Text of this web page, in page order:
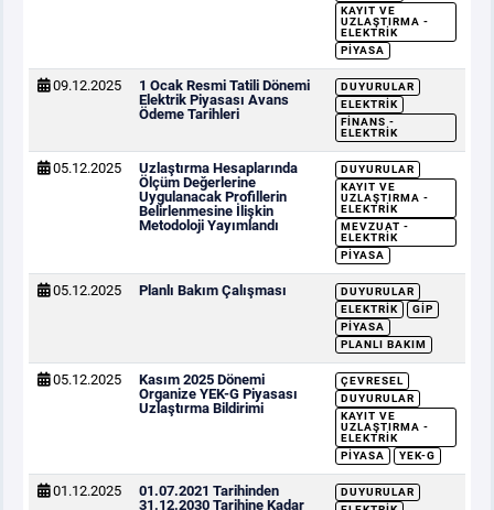
KAYIT VE
UZLAŞTIRMA -
ELEKTRIK
PIYASA
09.12.2025
1 Ocak Resmi Tatili Dönemi
Elektrik Piyasası Avans
Ödeme Tarihleri
DUYURULAR
ELEKTRIK
FINANS -
ELEKTRIK
05.12.2025
Uzlaştırma Hesaplarında
Ölçüm Değerlerine
Uygulanacak Profillerin
Belirlenmesine İlişkin
Metodoloji Yayımlandı
DUYURULAR
KAYIT VE
UZLAŞTIRMA -
ELEKTRIK
MEVZUAT -
ELEKTRIK
PIYASA
05.12.2025 Planlı Bakım Çalışması
DUYURULAR
ELEKTRIK
GİP
PIYASA
PLANLI BAKIM
05.12.2025
Kasım 2025 Dönemi
Organize YEK-G Piyasası
Uzlaştırma Bildirimi
ÇEVRESEL
DUYURULAR
KAYIT VE
UZLAŞTIRMA -
ELEKTRIK
PIYASA
YEK-G
01.12.2025
01.07.2021 Tarihinden
31.12.2030 Tarihine Kadar
DUYURULAR